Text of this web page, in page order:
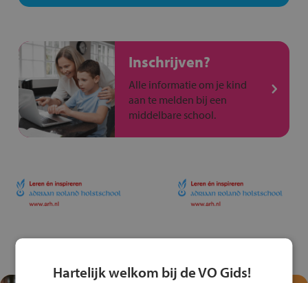
Inschrijven?
Alle informatie om je kind
aan te melden bij een
middelbare school.
Hartelijk welkom bij de VO Gids!